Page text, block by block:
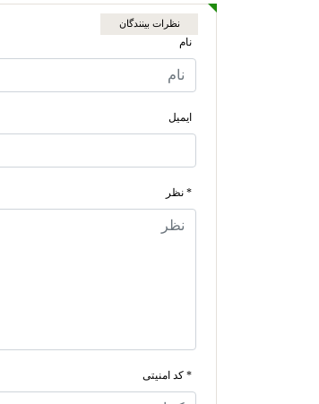
نظرات بینندگان
نام
ایمیل
* نظر
* کد امنیتی